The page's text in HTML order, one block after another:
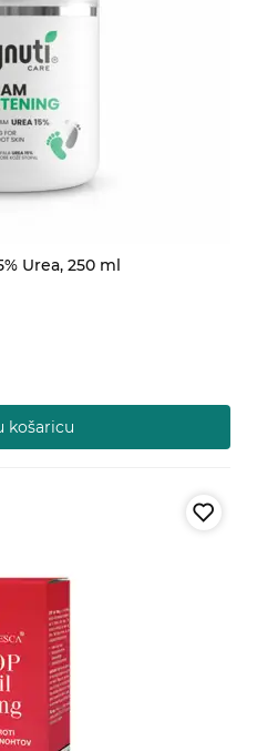
Urea, 250 ml
košaricu